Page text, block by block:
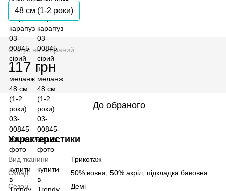
48 см (1-2 роки)
Статус не вибраний
117 грн
До обраного
Характеристики
Вид тканини
Трикотаж
Склад
50% вовна, 50% акрiл, пiдкладка бавовна
Сезон
Демі